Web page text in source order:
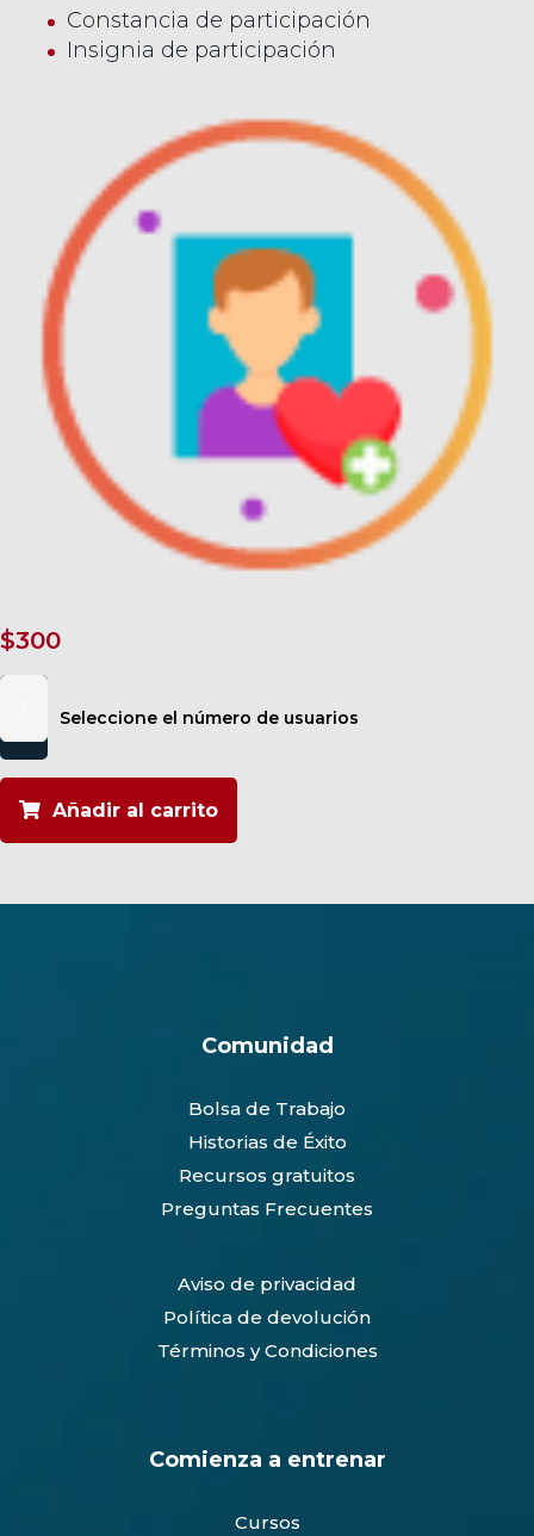
Constancia de participación
Insignia de participación
$300
Autoconfianza
cantidadSeleccione el número de usuarios
Añadir al carrito
Comunidad
Bolsa de Trabajo
Historias de Éxito
Recursos gratuitos
Preguntas Frecuentes
Aviso de privacidad
Política de devolución
Términos y Condiciones
Comienza a entrenar
Cursos